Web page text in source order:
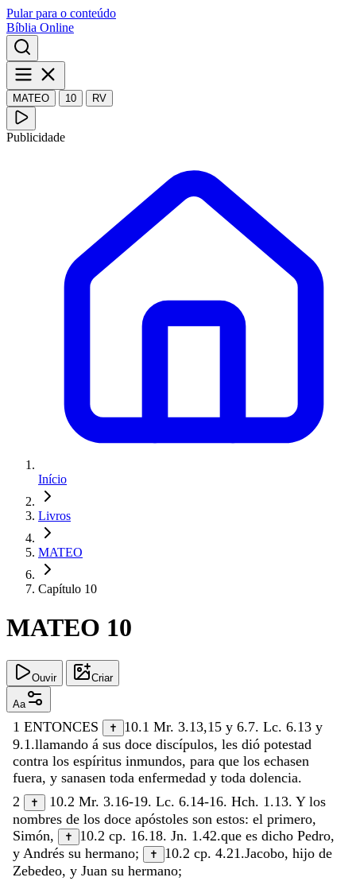
Pular para o conteúdo
Bíblia Online
MATEO 10 RV
Publicidade
Início
Livros
MATEO
Capítulo 10
MATEO 10
Ouvir Criar
Aa
1 ENTONCES ✝ 10.1 Mr. 3.13,15 y 6.7. Lc. 6.13 y
9.1 .llamando á sus doce discípulos, les dió potestad
contra los espíritus inmundos, para que los echasen
fuera, y sanasen toda enfermedad y toda dolencia.
2
✝ 10.2 Mr. 3.16-19. Lc. 6.14-16. Hch. 1.13. Y los
nombres de los doce apóstoles son estos: el primero,
Simón, ✝ 10.2 cp. 16.18. Jn. 1.42.que es dicho Pedro,
y Andrés su hermano; ✝ 10.2 cp. 4.21 .Jacobo, hijo de
Zebedeo, y Juan su hermano;